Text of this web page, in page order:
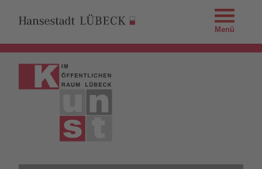
Menü